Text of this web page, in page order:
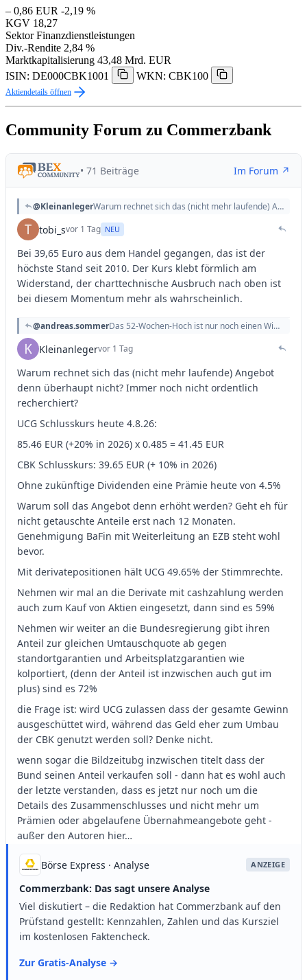
– 0,86 EUR -2,19 %
KGV 18,27
Sektor Finanzdienstleistungen
Div.-Rendite 2,84 %
Marktkapitalisierung 43,48 Mrd. EUR
ISIN: DE000CBK1001
WKN: CBK100
Aktiendetails öffnen
Community Forum zu Commerzbank